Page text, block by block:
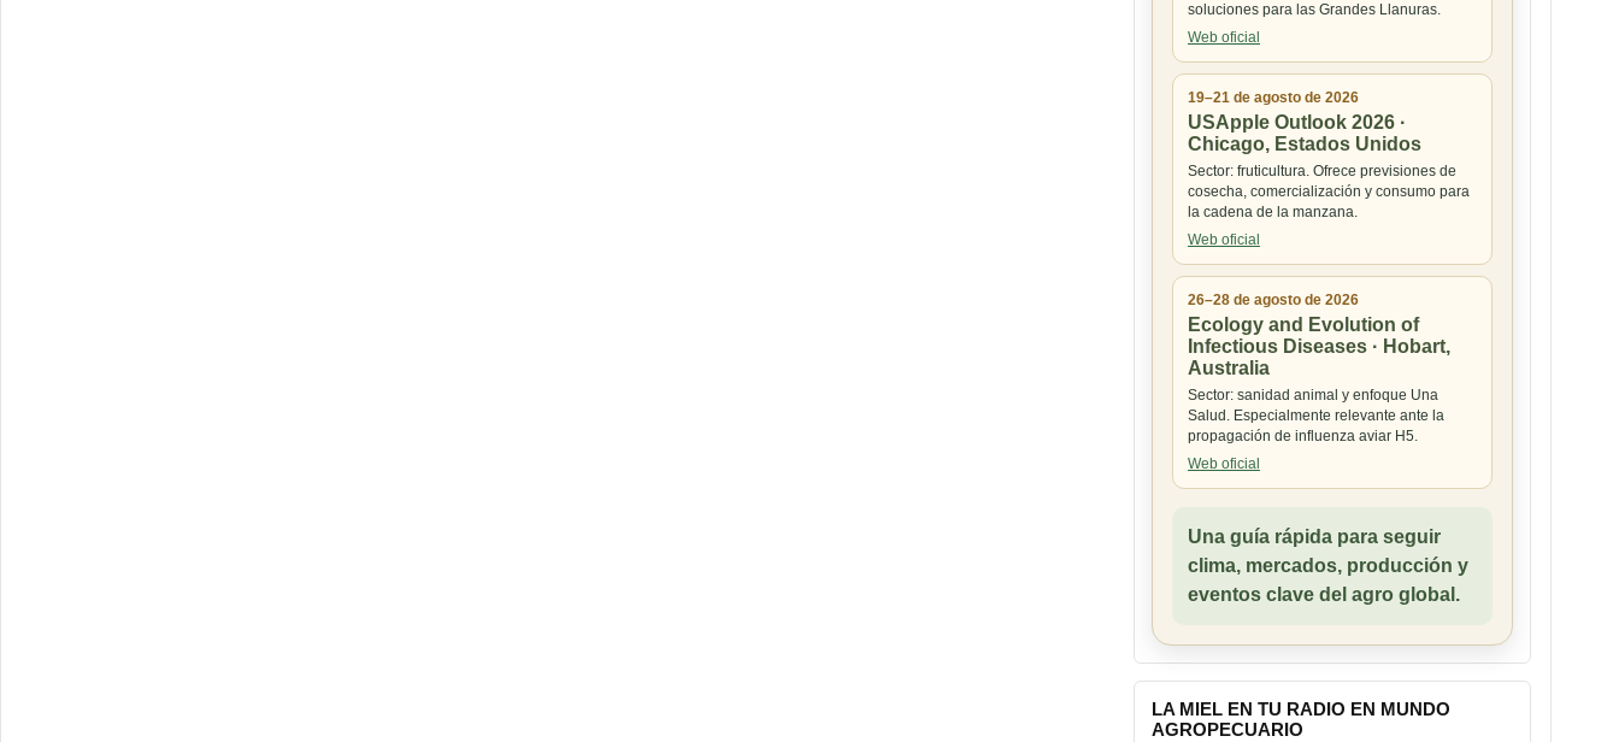
soluciones para las Grandes Llanuras.
Web oficial
19–21 de agosto de 2026
USApple Outlook 2026 ·
Chicago, Estados Unidos
Sector: fruticultura. Ofrece previsiones de
cosecha, comercialización y consumo para
la cadena de la manzana.
Web oficial
26–28 de agosto de 2026
Ecology and Evolution of
Infectious Diseases · Hobart,
Australia
Sector: sanidad animal y enfoque Una
Salud. Especialmente relevante ante la
propagación de influenza aviar H5.
Web oficial
Una guía rápida para seguir
clima, mercados, producción y
eventos clave del agro global.
LA MIEL EN TU RADIO EN MUNDO
AGROPECUARIO